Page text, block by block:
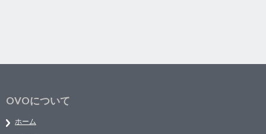
OVOについて
ホーム